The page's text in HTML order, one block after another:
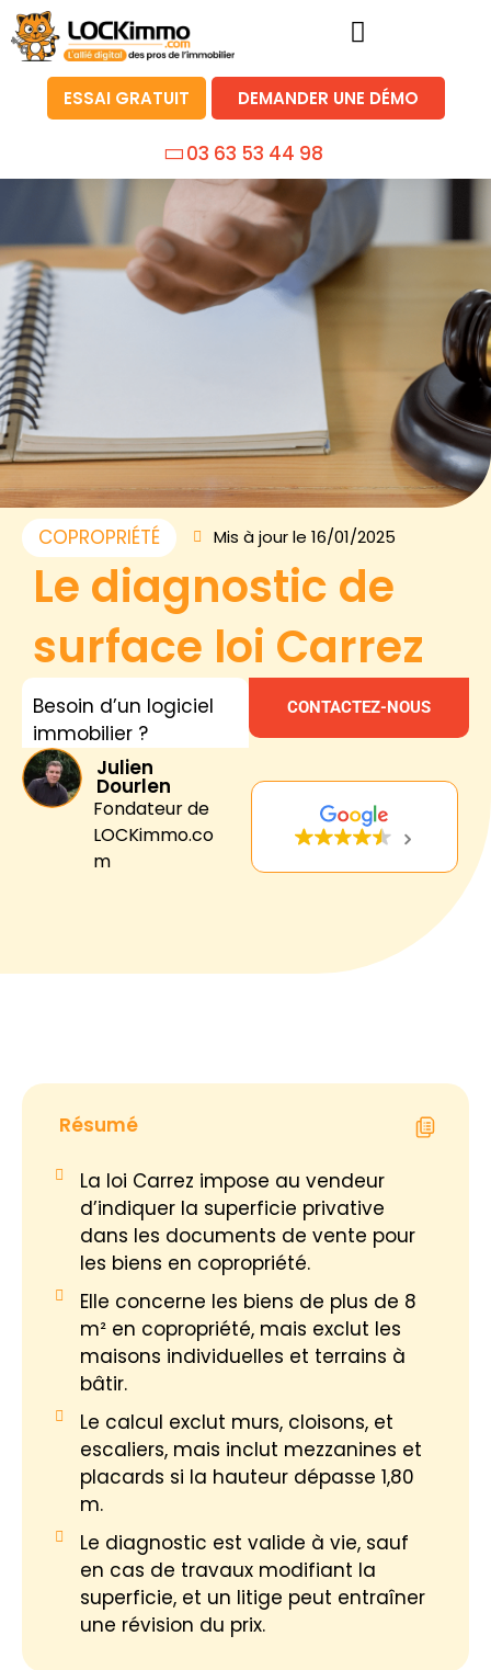
ESSAI GRATUIT DEMANDER UNE DÉMO
03 63 53 44 98
COPROPRIÉTÉ Mis à jour le 16/01/2025
Le diagnostic de
surface loi Carrez
Besoin d’un logiciel
immobilier ?
CONTACTEZ-NOUS
Julien
Dourlen
Fondateur de
LOCKimmo.co
m
Résumé
La loi Carrez impose au vendeur
d’indiquer la superficie privative
dans les documents de vente pour
les biens en copropriété.
Elle concerne les biens de plus de 8
m² en copropriété, mais exclut les
maisons individuelles et terrains à
bâtir.
Le calcul exclut murs, cloisons, et
escaliers, mais inclut mezzanines et
placards si la hauteur dépasse 1,80
m.
Le diagnostic est valide à vie, sauf
en cas de travaux modifiant la
superficie, et un litige peut entraîner
une révision du prix.